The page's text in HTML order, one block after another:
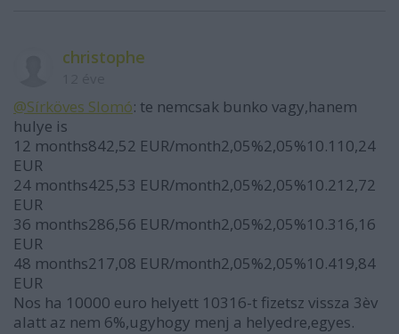
christophe
@Sírköves Slomó: te nemcsak bunko vagy,hanem
hulye is
12 months842,52 EUR/month2,05%2,05%10.110,24
EUR
24 months425,53 EUR/month2,05%2,05%10.212,72
EUR
36 months286,56 EUR/month2,05%2,05%10.316,16
EUR
48 months217,08 EUR/month2,05%2,05%10.419,84
EUR
Nos ha 10000 euro helyett 10316-t fizetsz vissza 3èv
alatt az nem 6%,ugyhogy menj a helyedre,egyes.